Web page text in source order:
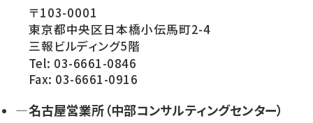
〒103-0001
東京都中央区日本橋小伝馬町2-4
三報ビルディング5階
Tel: 03-6661-0846
Fax: 03-6661-0916
—名古屋営業所（中部コンサルティングセンター）